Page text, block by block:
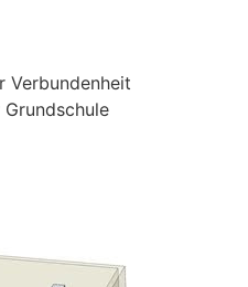
Verbundenheit